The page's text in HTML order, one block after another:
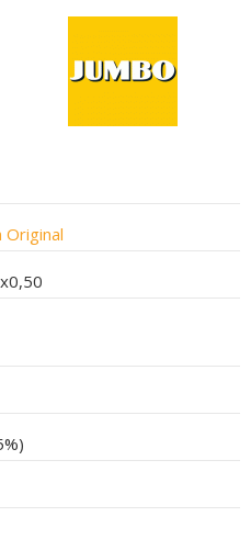
Original